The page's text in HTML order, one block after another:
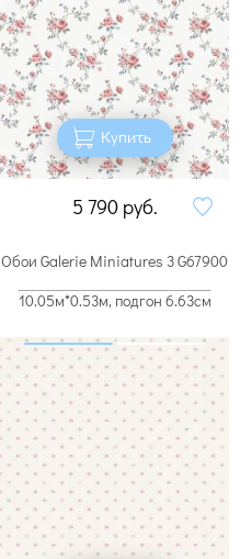
Купить
5 790 руб.
Обои Galerie Miniatures 3 G67900
10.05м*0.53м, подгон 6.63см